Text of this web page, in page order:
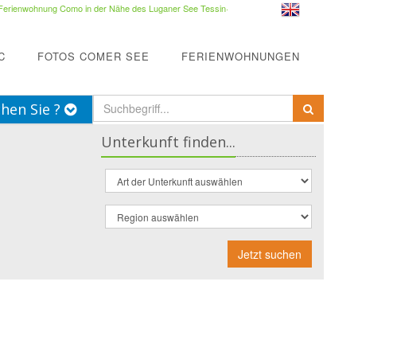
Como in der Nähe des Luganer See Tessin·
FOTOS COMER SEE FERIENWOHNUNGEN
Sie ?
Unterkunft finden...
Jetzt suchen